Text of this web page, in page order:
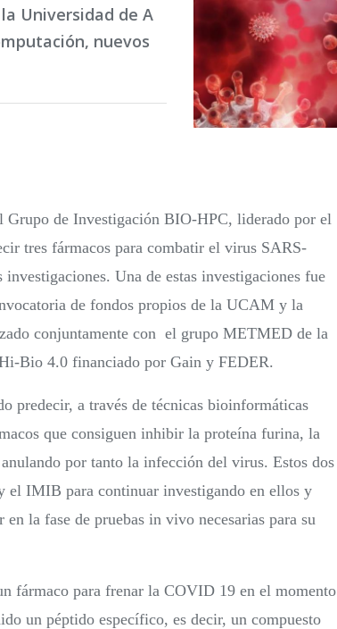
Universidad de A
nuevos
de Investigación BIO-HPC, liderado por el
tres fármacos para combatir el virus SARS-
Una de estas investigaciones fue
de fondos propios de la UCAM y la
conjuntamente con el grupo METMED de la
Bio 4.0 financiado por Gain y FEDER.
predecir, a través de técnicas bioinformáticas
que consiguen inhibir la proteína furina, la
por tanto la infección del virus. Estos dos
el IMIB para continuar investigando en ellos y
la fase de pruebas in vivo necesarias para su
fármaco para frenar la COVID 19 en el momento
un péptido específico, es decir, un compuesto